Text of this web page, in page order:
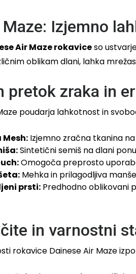
Maze: Izjemno
Air Maze rokaviceso
oblikam dlani, lahka
pretok zraka in
poudarja lahkotnost in
Izjemno zračna tkanina
Sintetični semiš na dlani
Omogoča preprosto
Mehka in prilagodljiva
prsti: Predhodno oblikovani
in varnostni
rokavice Dainese Air Maze